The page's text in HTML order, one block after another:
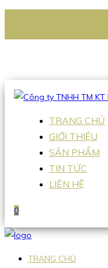
Hotline:0938 336
TRANG CHỦ
GIỚI THIỆU
SẢN PHẨM
TIN TỨC
LIÊN HỆ
0
TRANG CHỦ